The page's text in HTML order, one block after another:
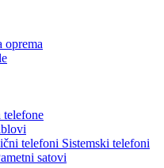
oprema
telefone
telefoni Sistemski telefoni
satovi